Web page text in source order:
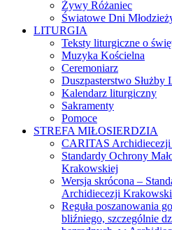
Żywy Różaniec
Światowe Dni
LITURGIA
Teksty liturgiczne o
Muzyka Kościelna
Ceremoniarz
Duszpasterstwo Służby
Kalendarz liturgiczny
Sakramenty
Pomoce
STREFA MIŁOSIERDZIA
CARITAS
Standardy Ochrony
Krakowskiej
Wersja skrócona –
Archidiecezji
Reguła poszanowania
bliźniego, szczególnie